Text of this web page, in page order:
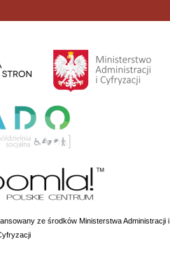
ze środków Ministerstwa Administracji i